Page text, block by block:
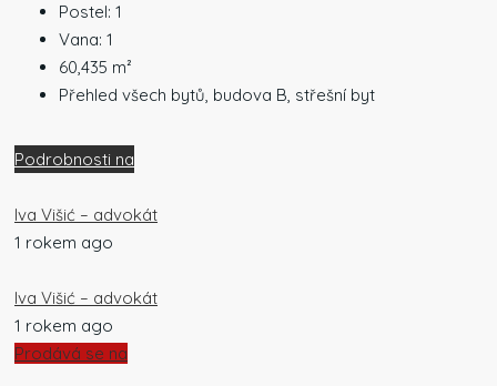
Postel: 1
Vana: 1
60,435 m²
Přehled všech bytů, budova B, střešní byt
Podrobnosti na
Iva Višić – advokát
1 rokem ago
Iva Višić – advokát
1 rokem ago
Prodává se na